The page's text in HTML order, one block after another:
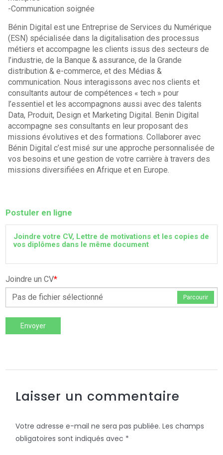
-Communication soignée
Bénin Digital est une Entreprise de Services du Numérique
(ESN) spécialisée dans la digitalisation des processus
métiers et accompagne les clients issus des secteurs de
l’industrie, de la Banque & assurance, de la Grande
distribution & e-commerce, et des Médias &
communication. Nous interagissons avec nos clients et
consultants autour de compétences « tech » pour
l’essentiel et les accompagnons aussi avec des talents
Data, Produit, Design et Marketing Digital. Benin Digital
accompagne ses consultants en leur proposant des
missions évolutives et des formations. Collaborer avec
Bénin Digital c’est misé sur une approche personnalisée de
vos besoins et une gestion de votre carrière à travers des
missions diversifiées en Afrique et en Europe.
Postuler en ligne
Joindre votre CV, Lettre de motivations et les copies de
vos diplômes dans le même document
Joindre un CV*
Pas de fichier sélectionné
Parcourir
Envoyer
Laisser un commentaire
Votre adresse e-mail ne sera pas publiée. Les champs
obligatoires sont indiqués avec *